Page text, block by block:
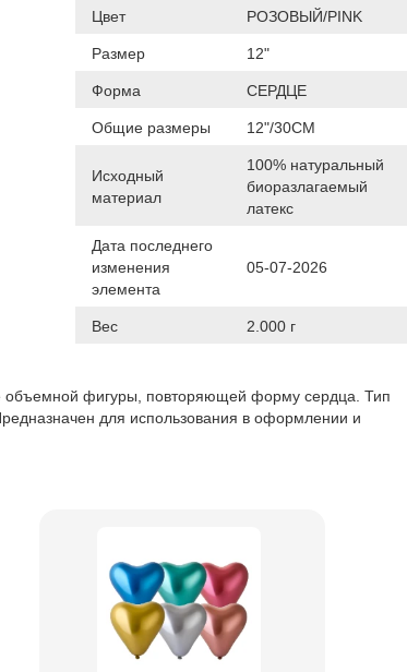
Цвет РОЗОВЫЙ/PINK
Размер 12"
Форма СЕРДЦЕ
Общие размеры 12"/30СМ
Исходный
материал
100% натуральный
биоразлагаемый
латекс
Дата последнего
изменения
элемента
05-07-2026
Вес 2.000 г
объемной фигуры, повторяющей форму сердца. Тип
для использования в оформлении и